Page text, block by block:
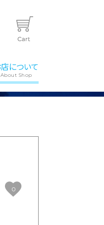
について
About Shop
0